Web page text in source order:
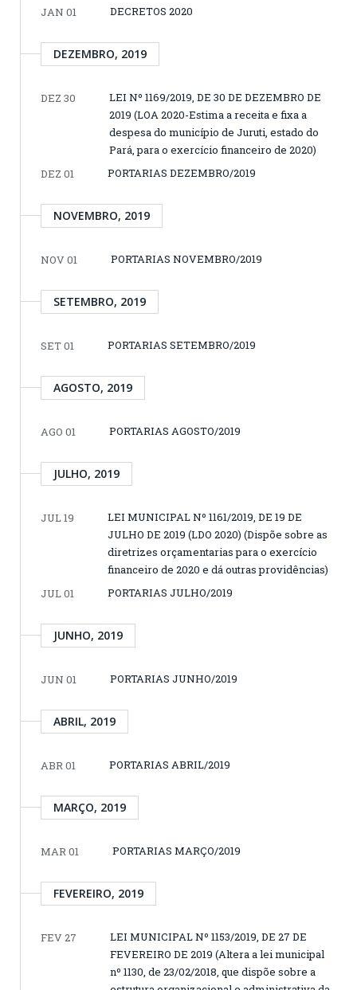
JAN 01
DECRETOS 2020
DEZEMBRO, 2019
DEZ 30
LEI Nº 1169/2019, DE 30 DE DEZEMBRO DE
2019 (LOA 2020-Estima a receita e fixa a
despesa do município de Juruti, estado do
Pará, para o exercício financeiro de 2020)
DEZ 01
PORTARIAS DEZEMBRO/2019
NOVEMBRO, 2019
NOV 01 PORTARIAS NOVEMBRO/2019
SETEMBRO, 2019
SET 01 PORTARIAS SETEMBRO/2019
AGOSTO, 2019
AGO 01 PORTARIAS AGOSTO/2019
JULHO, 2019
JUL 19
LEI MUNICIPAL Nº 1161/2019, DE 19 DE
JULHO DE 2019 (LDO 2020) (Dispõe sobre as
diretrizes orçamentarias para o exercício
financeiro de 2020 e dá outras providências)
JUL 01
PORTARIAS JULHO/2019
JUNHO, 2019
JUN 01 PORTARIAS JUNHO/2019
ABRIL, 2019
ABR 01 PORTARIAS ABRIL/2019
MARÇO, 2019
MAR 01 PORTARIAS MARÇO/2019
FEVEREIRO, 2019
FEV 27
LEI MUNICIPAL Nº 1153/2019, DE 27 DE
FEVEREIRO DE 2019 (Altera a lei municipal
nº 1130, de 23/02/2018, que dispõe sobre a